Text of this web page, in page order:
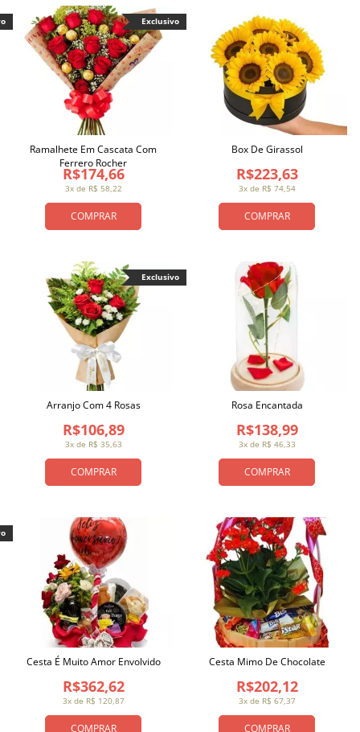
COMPRAR
3x de R$ 58,22
R$174,66
Ramalhete Em Cascata Com
Ferrero Rocher
Exclusivo
COMPRAR
3x de R$ 74,54
R$223,63
Box De Girassol
COMPRAR
3x de R$ 35,63
R$106,89
Arranjo Com 4 Rosas
Exclusivo
COMPRAR
3x de R$ 46,33
R$138,99
Rosa Encantada
COMPRAR
3x de R$ 120,87
R$362,62
Cesta É Muito Amor Envolvido
COMPRAR
3x de R$ 67,37
R$202,12
Cesta Mimo De Chocolate